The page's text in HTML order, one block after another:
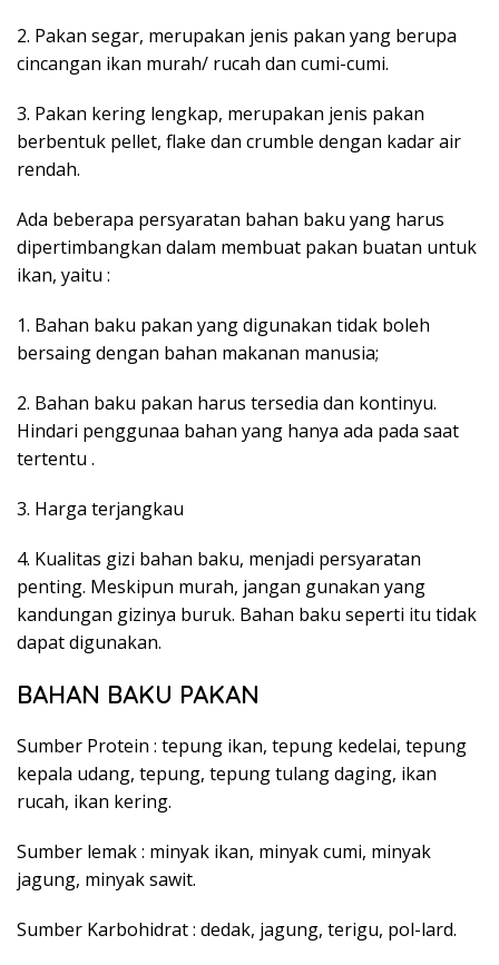
2. Pakan segar, merupakan jenis pakan yang berupa
cincangan ikan murah/ rucah dan cumi-cumi.
3. Pakan kering lengkap, merupakan jenis pakan
berbentuk pellet, flake dan crumble dengan kadar air
rendah.
Ada beberapa persyaratan bahan baku yang harus
dipertimbangkan dalam membuat pakan buatan untuk
ikan, yaitu :
1. Bahan baku pakan yang digunakan tidak boleh
bersaing dengan bahan makanan manusia;
2. Bahan baku pakan harus tersedia dan kontinyu.
Hindari penggunaa bahan yang hanya ada pada saat
tertentu .
3. Harga terjangkau
4. Kualitas gizi bahan baku, menjadi persyaratan
penting. Meskipun murah, jangan gunakan yang
kandungan gizinya buruk. Bahan baku seperti itu tidak
dapat digunakan.
BAHAN BAKU PAKAN
Sumber Protein : tepung ikan, tepung kedelai, tepung
kepala udang, tepung, tepung tulang daging, ikan
rucah, ikan kering.
Sumber lemak : minyak ikan, minyak cumi, minyak
jagung, minyak sawit.
Sumber Karbohidrat : dedak, jagung, terigu, pol-lard.